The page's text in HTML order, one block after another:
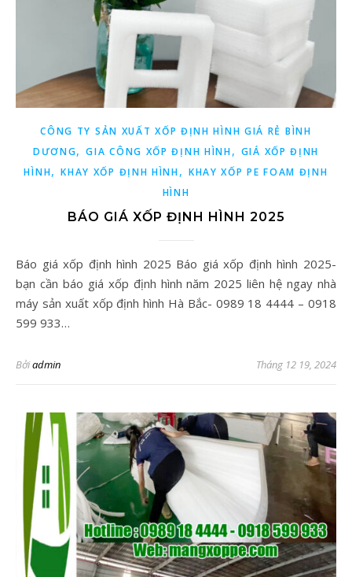
CÔNG TY SẢN XUẤT XỐP ĐỊNH HÌNH GIÁ RẺ BÌNH
DƯƠNG,GIA CÔNG XỐP ĐỊNH HÌNH, GIÁ XỐP ĐỊNH
HÌNH,KHAY XỐP ĐỊNH HÌNH, KHAY XỐP PE FOAM ĐỊNH
HÌNH
BÁO GIÁ XỐP ĐỊNH HÌNH 2025
Báo giá xốp định hình 2025 Báo giá xốp định hình 2025-
bạn cần báo giá xốp định hình năm 2025 liên hệ ngay nhà
máy sản xuất xốp định hình Hà Bắc- 0989 18 4444 – 0918
599 933…
Bởiadmin Tháng 12 19, 2024